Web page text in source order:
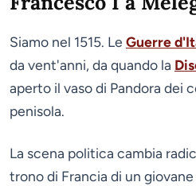
Siamo nel 1515. Le Guerre
da vent'anni, da quando la
aperto il vaso di Pandora dei
penisola.
La scena politica cambia
trono di Francia di un